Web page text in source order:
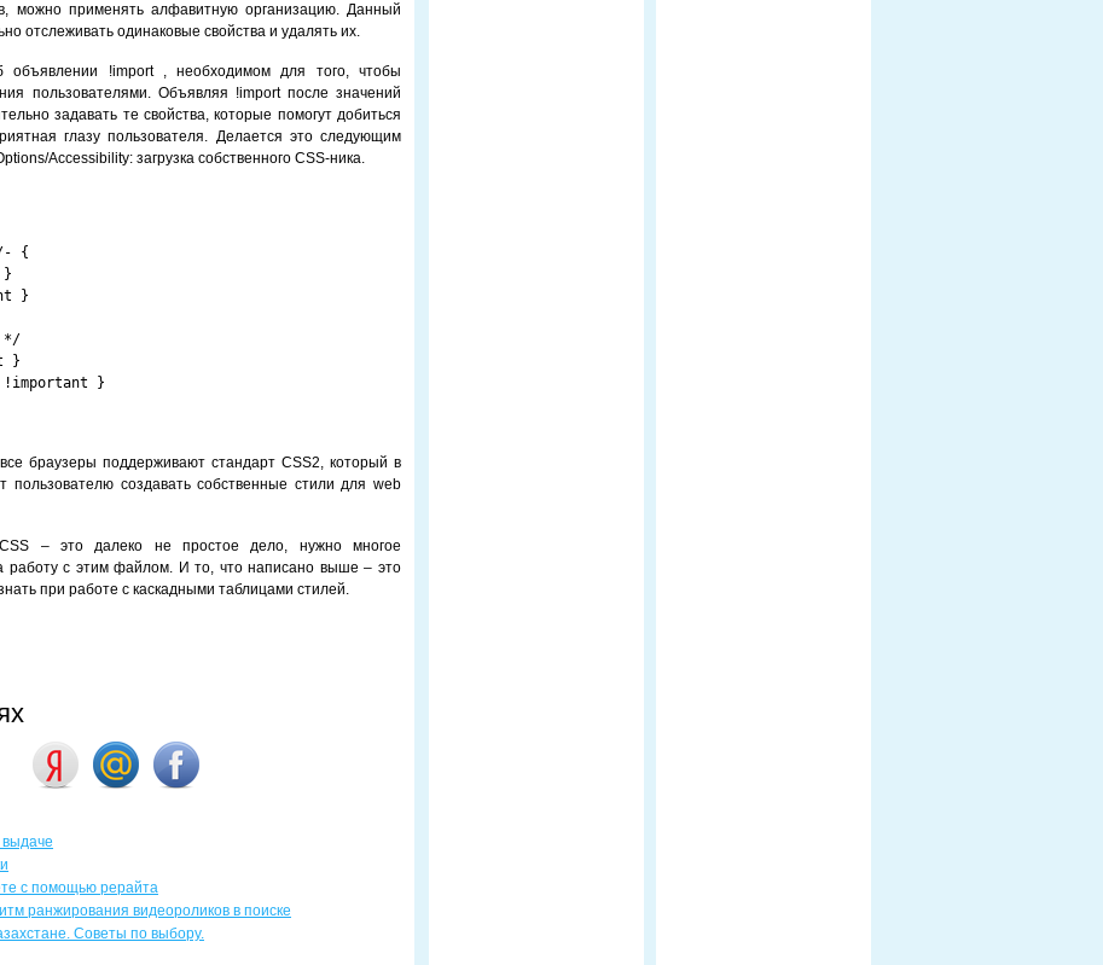
можно применять алфавитную организацию. Данный
отслеживать одинаковые свойства и удалять их.
объявлении !import , необходимом для того, чтобы
пользователями. Объявляя !import после значений
задавать те свойства, которые помогут добиться
глазу пользователя. Делается это следующим
Accessibility: загрузка собственного CSS-ника.
{
}
}
*/
}
}
браузеры поддерживают стандарт CSS2, который в
пользователю создавать собственные стили для web
CSS – это далеко не простое дело, нужно многое
работу с этим файлом. И то, что написано выше – это
при работе с каскадными таблицами стилей.
с помощью рерайта
ранжирования видеороликов в поиске
Советы по выбору.